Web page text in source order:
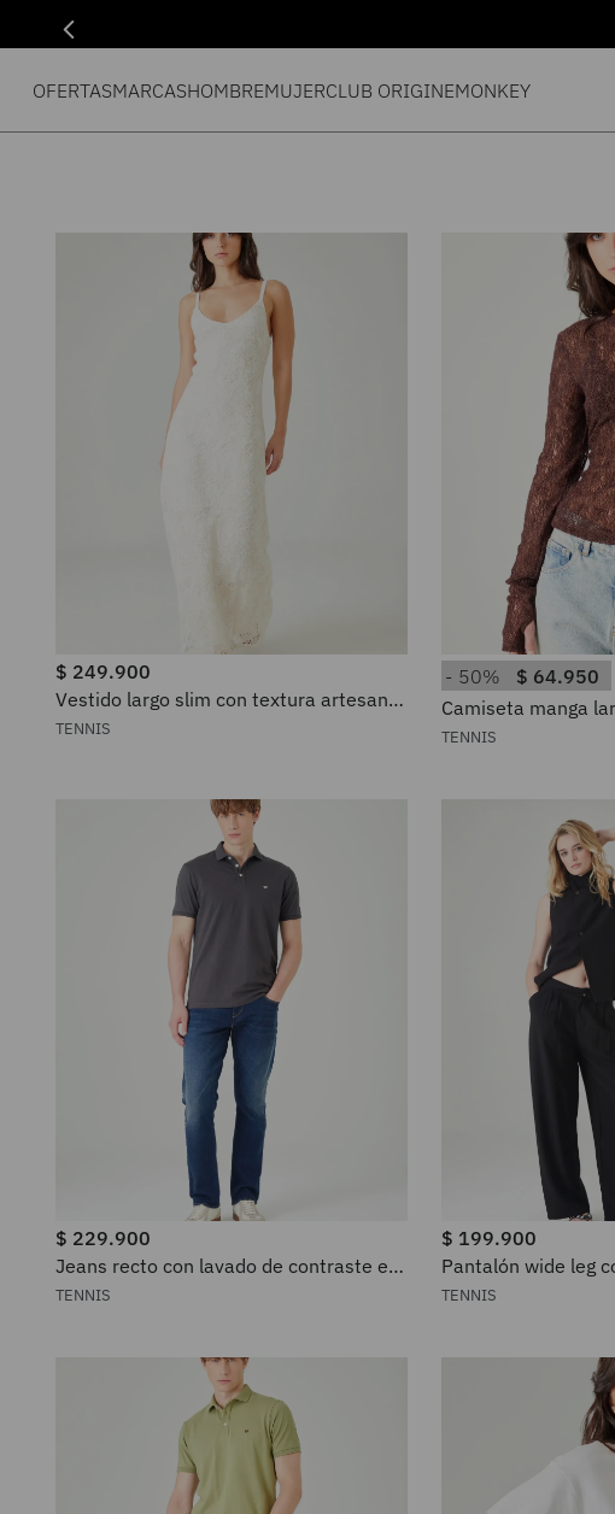
OFERTASMARCASHOMBREMUJERCLUB ORIGINEMONKEY
$ 249.900
Vestido largo slim con textura artesanal
en encaje blanco para mujer
TENNIS
50% $ 64.950
Camiseta manga
tejido calado en
TENNIS
$ 229.900
Jeans recto con lavado de contraste en
denim para hombre
TENNIS
$ 199.900
Pantalón wide leg
en negro para mujer
TENNIS